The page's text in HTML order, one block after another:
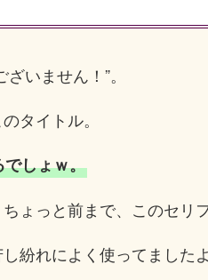
ざいません！”。
タイトル。
しょｗ。
ょっと前まで、このセリ
紛れによく使ってました